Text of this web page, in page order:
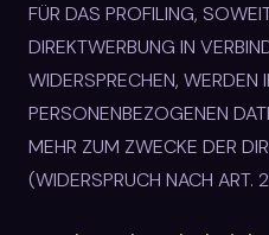
FÜR DAS PROFILING,
DIREKTWERBUNG IN
WIDERSPRECHEN, WERDEN
PERSONENBEZOGENEN
MEHR ZUM ZWECKE DER
(WIDERSPRUCH NACH ART.